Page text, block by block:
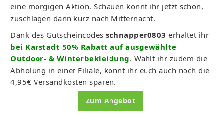
eine morgigen Aktion. Schauen könnt ihr jetzt schon,
zuschlagen dann kurz nach Mitternacht.
Dank des Gutscheincodes schnapper0803 erhaltet ihr
bei Karstadt 50% Rabatt auf ausgewählte
Outdoor- & Winterbekleidung. Wählt ihr zudem die
Abholung in einer Filiale, könnt ihr euch auch noch die
4,95€ Versandkosten sparen.
Zum Angebot